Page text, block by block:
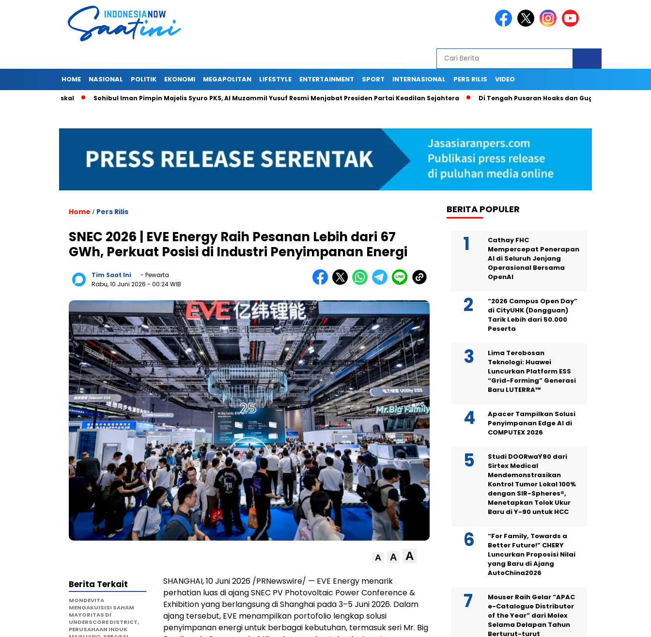
HOME NASIONAL POLITIK EKONOMI MEGAPOLITAN LIFESTYLE ENTERTAINMENT SPORT INTERNASIONAL PERS RILIS VIDEO
Sohibul Iman Pimpin Majelis Syuro PKS, Al Muzammil Yusuf Resmi Menjabat Presiden Partai Keadilan Sejahtera Di Tengah Pusaran Hoaks dan Gugatan Hukum, Secarik
Home / Pers Rilis
SNEC 2026 | EVE Energy Raih Pesanan Lebih dari 67
GWh, Perkuat Posisi di Industri Penyimpanan Energi
Tim Saat Ini
- Pewarta
Rabu, 10 Juni 2026 - 00:24 WIB
A A A
SHANGHAI,10 Juni 2026 /PRNewswire/ — EVE Energy menarik
perhatian luas di ajang SNEC PV Photovoltaic Power Conference &
Exhibition yang berlangsung di Shanghai pada 3–5 Juni 2026. Dalam
ajang tersebut, EVE menampilkan portofolio lengkap solusi
penyimpanan energi untuk berbagai kebutuhan, termasuk seri Mr. Big
Berita Terkait
MONDEVITA
MENGAKUISISI SAHAM
MAYORITAS DI
UNDERSCORE DISTRICT,
PERUSAHAAN INDUK
BERITA POPULER
Cathay FHC
Mempercepat Penerapan
AI di Seluruh Jenjang
Operasional Bersama
OpenAI
“2026 Campus Open Day”
di CityUHK (Dongguan)
Tarik Lebih dari 50.000
Peserta
Lima Terobosan
Teknologi: Huawei
Luncurkan Platform ESS
“Grid-Forming” Generasi
Baru LUTERRA™
Apacer Tampilkan Solusi
Penyimpanan Edge AI di
COMPUTEX 2026
Studi DOORwaY90 dari
Sirtex Medical
Mendemonstrasikan
Kontrol Tumor Lokal 100%
dengan SIR-Spheres®,
Menetapkan Tolok Ukur
Baru di Y-90 untuk HCC
“For Family, Towards a
Better Future!” CHERY
Luncurkan Proposisi Nilai
yang Baru di Ajang
AutoChina2026
Mouser Raih Gelar “APAC
e-Catalogue Distributor
of the Year” dari Molex
Selama Delapan Tahun
Berturut-turut